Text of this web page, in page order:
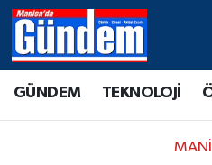
GÜNDEM TEKNOLOJİ
Manisa Hava Durumu